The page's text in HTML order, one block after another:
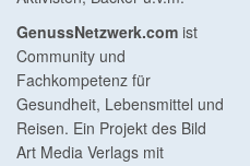
GenussNetzwerk.com ist
Community und
Fachkompetenz für
Gesundheit, Lebensmittel und
Reisen. Ein Projekt des Bild
Art Media Verlags mit